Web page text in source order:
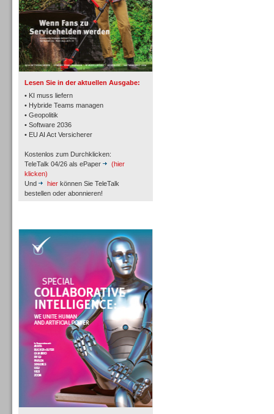
Lesen Sie in der aktuellen Ausgabe:
• KI muss liefern
• Hybride Teams managen
• Geopolitik
• Software 2036
• EU AI Act Versicherer
Kostenlos zum Durchklicken:
TeleTalk 04/26 als ePaper
(hier
klicken)
Und
hier können Sie TeleTalk
bestellen oder abonnieren!
TK- und ACD-Systeme
Workforce-Management
Personal
Inbound